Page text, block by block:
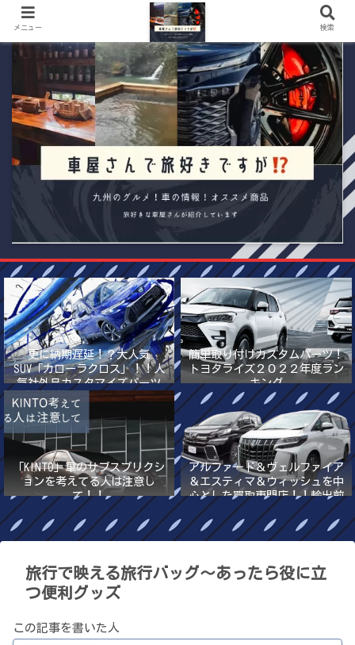
更に納期遅延！？大人気
SUV「カローラクロス」！！人
気社外品カスタマイズパーツ
2022年最新版！！
簡単取り付けカスタムパーツ！
トヨタライズ２０２２年度ラン
キング
「KINTO」車のサブスプリクシ
ョンを考えてる人は注意し
て！！
アルファード＆ヴェルファイア
＆エスティマ＆ウィッシュを中
心とした買取専門店！！輸出前
提の高額買取
旅行で映える旅行バッグ〜あったら役に立
つ便利グッズ
この記事を書いた人
メニュー 検索